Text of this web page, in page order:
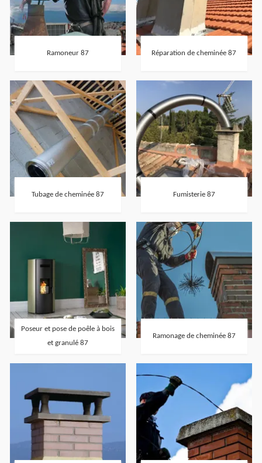
Ramoneur 87 Réparation de cheminée 87
Tubage de cheminée 87 Fumisterie 87
Poseur et pose de poêle à bois
et granulé 87
Ramonage de cheminée 87